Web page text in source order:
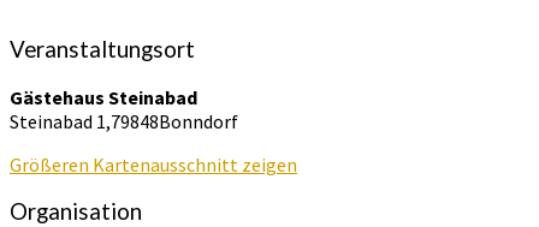
Veranstaltungsort
Gästehaus Steinabad
Steinabad 1,79848Bonndorf
Größeren Kartenausschnitt zeigen
Organisation